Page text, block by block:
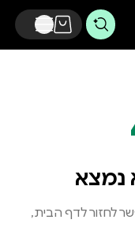
נמצא
לחזור לדף הבית,